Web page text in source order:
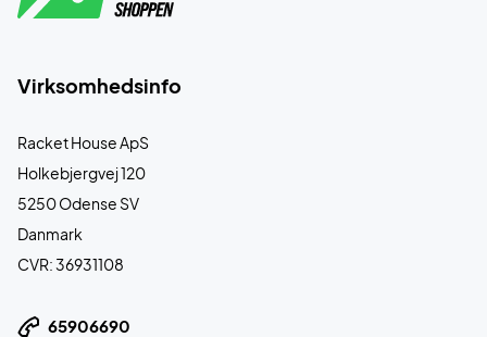
Virksomhedsinfo
Racket House ApS
Holkebjergvej 120
5250 Odense SV
Danmark
CVR: 36931108
65906690